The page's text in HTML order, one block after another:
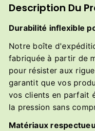
Description Du
Durabilité inflexible
Notre boîte
fabriquée à partir de
pour résister aux
garantit que vos
vos clients en parfait
la pression sans
Matériaux